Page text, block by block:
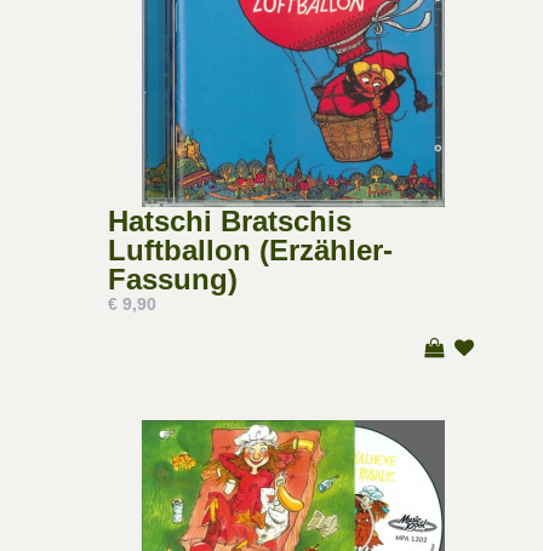
Hatschi Bratschis
Luftballon (Erzähler-
Fassung)
€ 9,90